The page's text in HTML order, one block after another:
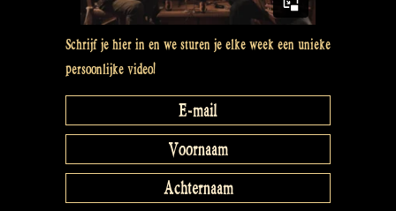
Schrijf je hier in en we sturen je elke week een unieke
persoonlijke video!